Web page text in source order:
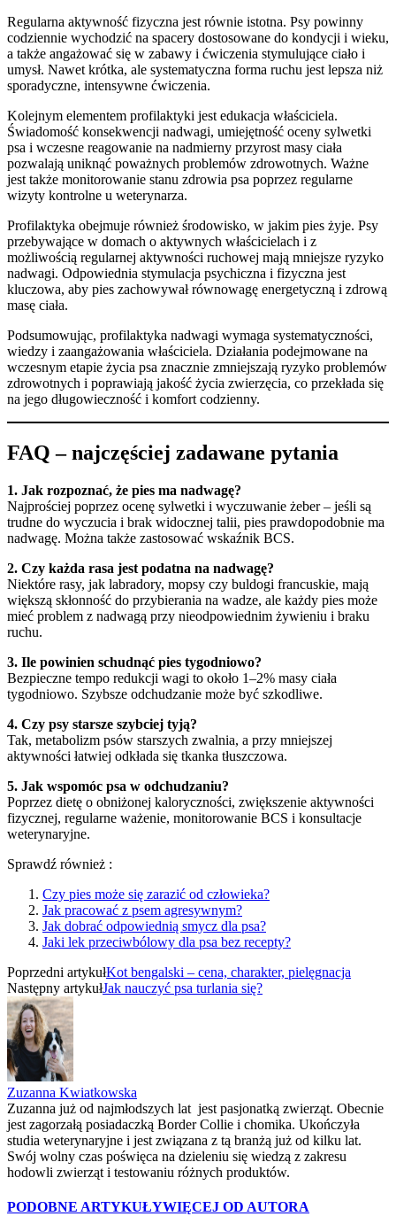
Regularna aktywność fizyczna jest równie istotna. Psy powinny
codziennie wychodzić na spacery dostosowane do kondycji i wieku,
a także angażować się w zabawy i ćwiczenia stymulujące ciało i
umysł. Nawet krótka, ale systematyczna forma ruchu jest lepsza niż
sporadyczne, intensywne ćwiczenia.
Kolejnym elementem profilaktyki jest edukacja właściciela.
Świadomość konsekwencji nadwagi, umiejętność oceny sylwetki
psa i wczesne reagowanie na nadmierny przyrost masy ciała
pozwalają uniknąć poważnych problemów zdrowotnych. Ważne
jest także monitorowanie stanu zdrowia psa poprzez regularne
wizyty kontrolne u weterynarza.
Profilaktyka obejmuje również środowisko, w jakim pies żyje. Psy
przebywające w domach o aktywnych właścicielach i z
możliwością regularnej aktywności ruchowej mają mniejsze ryzyko
nadwagi. Odpowiednia stymulacja psychiczna i fizyczna jest
kluczowa, aby pies zachowywał równowagę energetyczną i zdrową
masę ciała.
Podsumowując, profilaktyka nadwagi wymaga systematyczności,
wiedzy i zaangażowania właściciela. Działania podejmowane na
wczesnym etapie życia psa znacznie zmniejszają ryzyko problemów
zdrowotnych i poprawiają jakość życia zwierzęcia, co przekłada się
na jego długowieczność i komfort codzienny.
FAQ – najczęściej zadawane pytania
1. Jak rozpoznać, że pies ma nadwagę?
Najprościej poprzez ocenę sylwetki i wyczuwanie żeber – jeśli są
trudne do wyczucia i brak widocznej talii, pies prawdopodobnie ma
nadwagę. Można także zastosować wskaźnik BCS.
2. Czy każda rasa jest podatna na nadwagę?
Niektóre rasy, jak labradory, mopsy czy buldogi francuskie, mają
większą skłonność do przybierania na wadze, ale każdy pies może
mieć problem z nadwagą przy nieodpowiednim żywieniu i braku
ruchu.
3. Ile powinien schudnąć pies tygodniowo?
Bezpieczne tempo redukcji wagi to około 1–2% masy ciała
tygodniowo. Szybsze odchudzanie może być szkodliwe.
4. Czy psy starsze szybciej tyją?
Tak, metabolizm psów starszych zwalnia, a przy mniejszej
aktywności łatwiej odkłada się tkanka tłuszczowa.
5. Jak wspomóc psa w odchudzaniu?
Poprzez dietę o obniżonej kaloryczności, zwiększenie aktywności
fizycznej, regularne ważenie, monitorowanie BCS i konsultacje
weterynaryjne.
Sprawdź również :
Czy pies może się zarazić od człowieka?
Jak pracować z psem agresywnym?
Jak dobrać odpowiednią smycz dla psa?
Jaki lek przeciwbólowy dla psa bez recepty?
Poprzedni artykułKot bengalski – cena, charakter, pielęgnacja
Następny artykułJak nauczyć psa turlania się?
Zuzanna Kwiatkowska
Zuzanna już od najmłodszych lat jest pasjonatką zwierząt. Obecnie
jest zagorzałą posiadaczką Border Collie i chomika. Ukończyła
studia weterynaryjne i jest związana z tą branżą już od kilku lat.
Swój wolny czas poświęca na dzieleniu się wiedzą z zakresu
hodowli zwierząt i testowaniu różnych produktów.
PODOBNE ARTYKUŁYWIĘCEJ OD AUTORA